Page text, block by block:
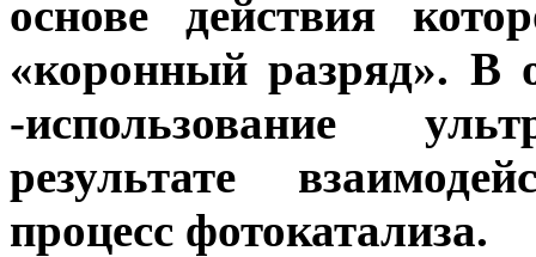
основе действия
«коронный разряд». В
-использование
результате
процесс фотокатализа.